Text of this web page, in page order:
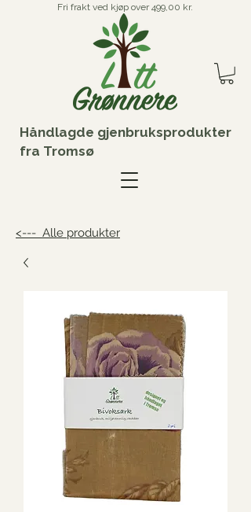
Fri frakt ved kjøp over 499,00 kr.
Håndlagde gjenbruksprodukter
fra Tromsø
<--- Alle produkter